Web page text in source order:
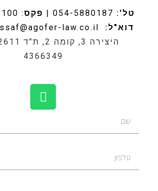
טל': | פקס: 073-3983100 |
דוא"ל:
4366349